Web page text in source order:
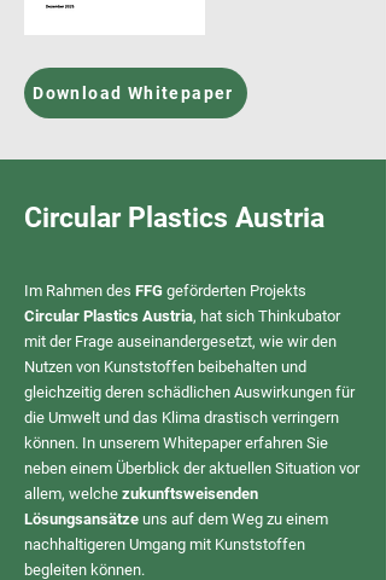
Download Whitepaper
Circular Plastics Austria
​Im Rahmen des FFG geförderten Projekts
Circular Plastics Austria, hat sich Thinkubator
mit der Frage auseinandergesetzt, wie wir den
Nutzen von Kunststoffen beibehalten und
gleichzeitig deren schädlichen Auswirkungen für
die Umwelt und das Klima drastisch verringern
können. In unserem Whitepaper erfahren Sie
neben einem Überblick der aktuellen Situation vor
allem, welche zukunftsweisenden
Lösungsansätze uns auf dem Weg zu einem
nachhaltigeren Umgang mit Kunststoffen
begleiten können.